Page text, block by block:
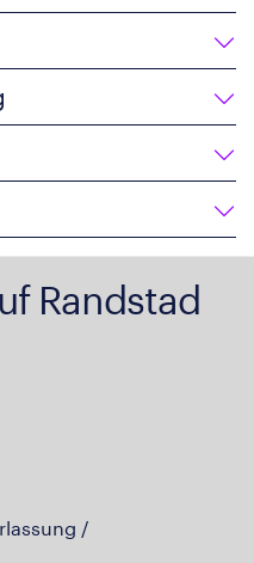
Randstad
/